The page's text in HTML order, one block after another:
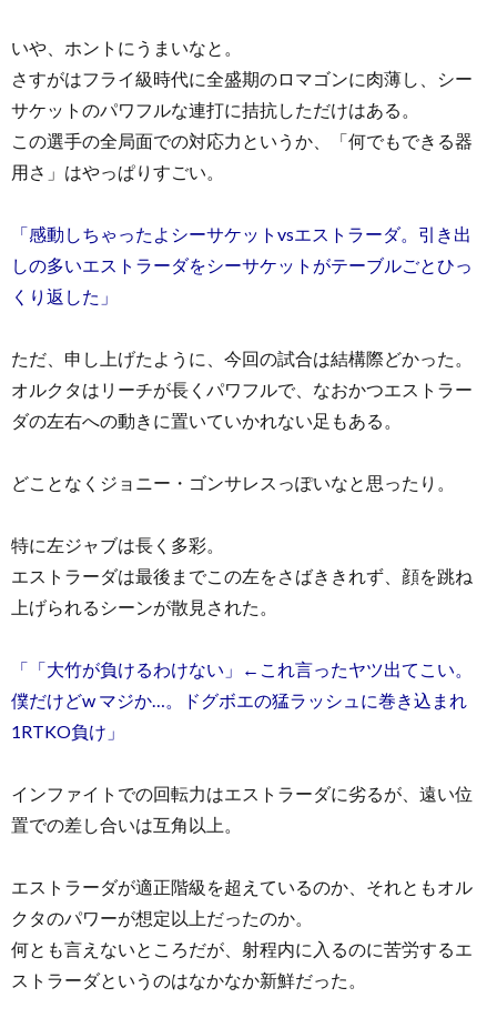
いや、ホントにうまいなと。
さすがはフライ級時代に全盛期のロマゴンに肉薄し、シー
サケットのパワフルな連打に拮抗しただけはある。
この選手の全局面での対応力というか、「何でもできる器
用さ」はやっぱりすごい。
「感動しちゃったよシーサケットvsエストラーダ。引き出
しの多いエストラーダをシーサケットがテーブルごとひっ
くり返した」
ただ、申し上げたように、今回の試合は結構際どかった。
オルクタはリーチが長くパワフルで、なおかつエストラー
ダの左右への動きに置いていかれない足もある。
どことなくジョニー・ゴンサレスっぽいなと思ったり。
特に左ジャブは長く多彩。
エストラーダは最後までこの左をさばききれず、顔を跳ね
上げられるシーンが散見された。
「「大竹が負けるわけない」←これ言ったヤツ出てこい。
僕だけどw マジか…。ドグボエの猛ラッシュに巻き込まれ
1RTKO負け」
インファイトでの回転力はエストラーダに劣るが、遠い位
置での差し合いは互角以上。
エストラーダが適正階級を超えているのか、それともオル
クタのパワーが想定以上だったのか。
何とも言えないところだが、射程内に入るのに苦労するエ
ストラーダというのはなかなか新鮮だった。